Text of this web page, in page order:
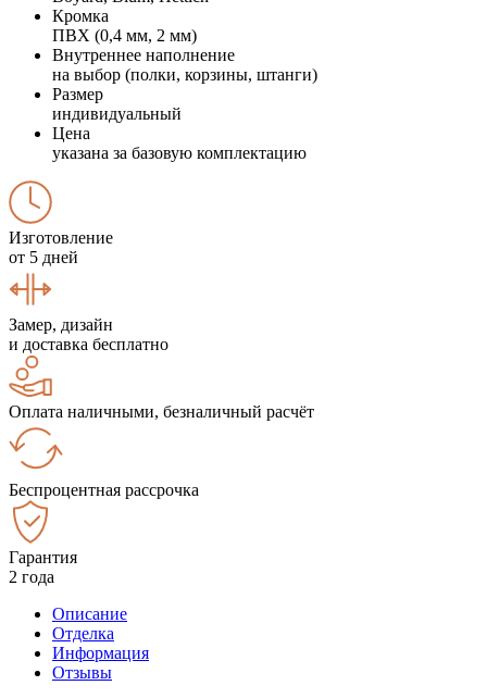
Кромка
ПВХ (0,4 мм, 2 мм)
Внутреннее наполнение
на выбор (полки, корзины, штанги)
Размер
индивидуальный
Цена
указана за базовую комплектацию
Изготовление
от 5 дней
Замер, дизайн
и доставка бесплатно
Оплата наличными, безналичный расчёт
Беспроцентная рассрочка
Гарантия
2 года
Описание
Отделка
Информация
Отзывы